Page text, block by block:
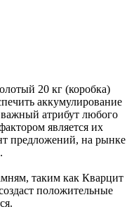
20 кг (коробка)
аккумулирование
атрибут любого
является их
предложений, на рынке
таким как Кварцит
положительные